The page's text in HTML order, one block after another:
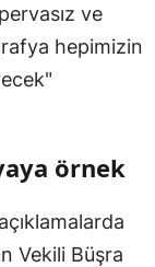
ve
hepimizin
örnek
Vekili Büşra